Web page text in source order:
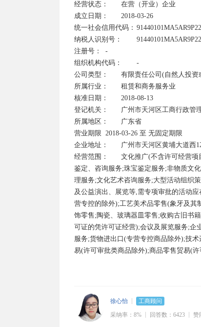
经营状态：	在营（开业）企业
成立日期：	2018-03-26
统一社会信用代码：	91440101MA5AR9P22U
纳税人识别号：	91440101MA5AR9P22U
注册号：	-
组织机构代码：	-
公司类型：	有限责任公司(自然人投资或控股)
所属行业：	租赁和商务服务业
核准日期：	2018-08-13
登记机关：	广州市天河区工商行政管理局
所属地区：	广东省
营业期限	2018-03-26 至 无固定期限
企业地址：	广州市天河区黄埔大道西126号云来斯堡酒店(部位:7层703-04房)(仅限办公用途) 查看地图 附近公司
经营范围：	文化推广(不含许可经营项目);文化传播(不含许可经营项目);收藏品的修复、养护服务;艺(美)术品、收藏品
鉴定、咨询服务;珠宝鉴定服务;非物质文
理服务;文化艺术咨询服务;大型活动组织
及公益演出、展览等,需专项审批的活动
营专控的除外);工艺美术品零售(象牙及
饰零售;陶瓷、玻璃器皿零售;收购古旧书
可证的凭许可证经营);会议及展览服务;企
服务;货物进出口(专营专控商品除外);技
易(许可审批类商品除外);商品零售贸易(
徐心怡
工商顾问
采纳率：8%
回答数：6423 赞